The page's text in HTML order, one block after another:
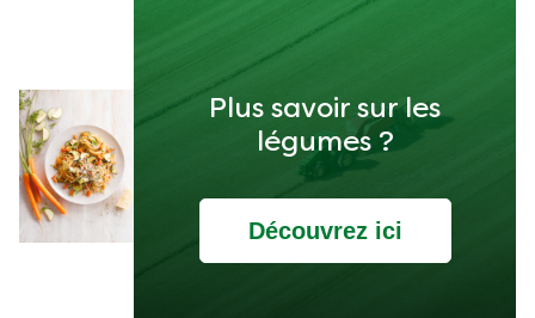
Plus savoir sur les
légumes ?
Découvrez ici